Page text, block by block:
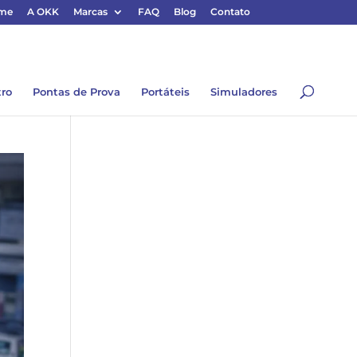
A OKK Marcas FAQ Blog Contato
Pontas de Prova Portáteis Simuladores